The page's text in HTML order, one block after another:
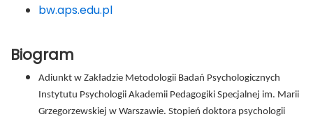
bw.aps.edu.pl
Biogram
Adiunkt w Zakładzie Metodologii Badań Psychologicznych
Instytutu Psychologii Akademii Pedagogiki Specjalnej im. Marii
Grzegorzewskiej w Warszawie. Stopień doktora psychologii